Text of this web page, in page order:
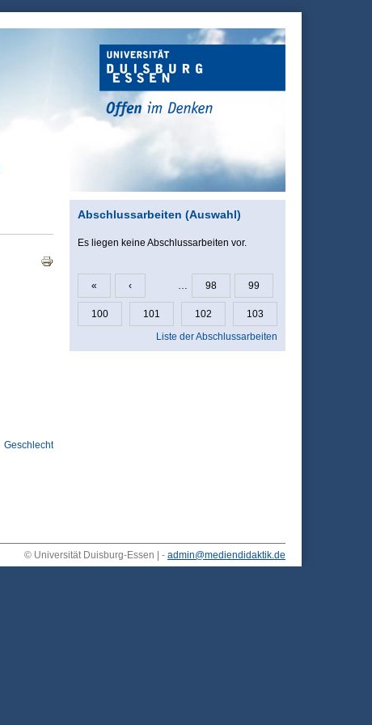
Geschlecht
Abschlussarbeiten (Auswahl)
Es liegen keine Abschlussarbeiten vor.
Seiten
« ‹ … 98 99
100 101 102
103
Liste der Abschlussarbeiten
© Universität Duisburg-Essen | - admin@mediendidaktik.de